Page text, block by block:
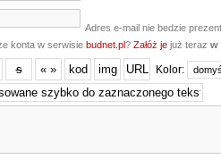
Adres e-mail nie bedzie
konta w serwisie budnet.pl? Załóż je już teraz w
Kolor: